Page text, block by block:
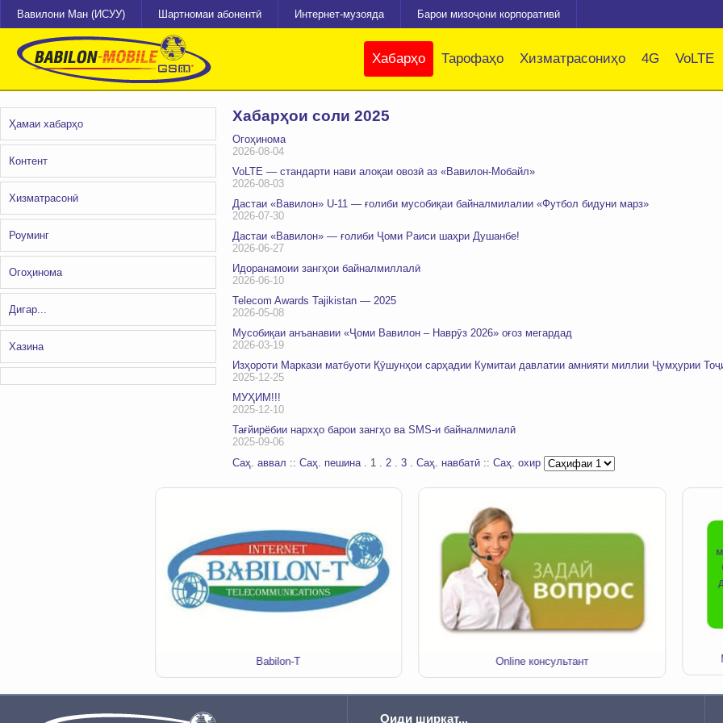
Вавилони Ман (ИСУУ) Шартномаи абонентӣ Интернет-музояда Барои мизоҷони корпоративӣ
Хабарҳо Тарофаҳо Хизматрасониҳо 4G VoLTE
Ҳамаи хабарҳо
Контент
Хизматрасонӣ
Роуминг
Огоҳинома
Дигар...
Хазина
Хабарҳои соли 2025
Огоҳинома
2026-08-04
VoLTE — стандарти нави алоқаи овозӣ аз «Вавилон-Мобайл»
2026-08-03
Дастаи «Вавилон» U-11 — ғолиби мусобиқаи байналмилалии «Футбол бидуни марз»
2026-07-30
Дастаи «Вавилон» — ғолиби Ҷоми Раиси шаҳри Душанбе!
2026-06-27
Идоранамоии зангҳои байналмиллалӣ
2026-06-10
Telecom Awards Tajikistan — 2025
2026-05-08
Мусобиқаи анъанавии «Ҷоми Вавилон – Наврӯз 2026» оғоз мегардад
2026-03-19
Изҳороти Маркази матбуоти Қӯшунҳои сарҳадии Кумитаи давлатии амнияти миллии Ҷумҳурии
2025-12-25
МУҲИМ!!!
2025-12-10
Тағйирёбии нархҳо барои зангҳо ва SMS-и байналмилалӣ
2025-09-06
Саҳ. аввал :: Саҳ. пешина 1 2 3 Саҳ. навбатӣ :: Саҳ. охир
Babilon-T Online консультант
Оиди ширкат...